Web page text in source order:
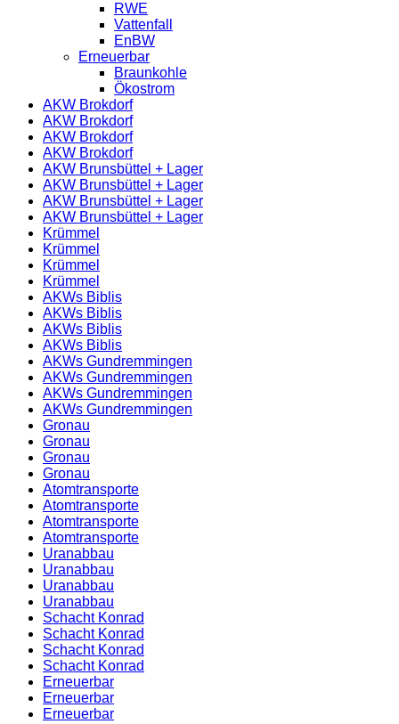
RWE
Vattenfall
EnBW
Erneuerbar
Braunkohle
Ökostrom
AKW Brokdorf
AKW Brokdorf
AKW Brokdorf
AKW Brokdorf
AKW Brunsbüttel + Lager
AKW Brunsbüttel + Lager
AKW Brunsbüttel + Lager
AKW Brunsbüttel + Lager
Krümmel
Krümmel
Krümmel
Krümmel
AKWs Biblis
AKWs Biblis
AKWs Biblis
AKWs Biblis
AKWs Gundremmingen
AKWs Gundremmingen
AKWs Gundremmingen
AKWs Gundremmingen
Gronau
Gronau
Gronau
Gronau
Atomtransporte
Atomtransporte
Atomtransporte
Atomtransporte
Uranabbau
Uranabbau
Uranabbau
Uranabbau
Schacht Konrad
Schacht Konrad
Schacht Konrad
Schacht Konrad
Erneuerbar
Erneuerbar
Erneuerbar